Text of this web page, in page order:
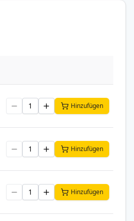
Hinzufügen
Hinzufügen
Hinzufügen